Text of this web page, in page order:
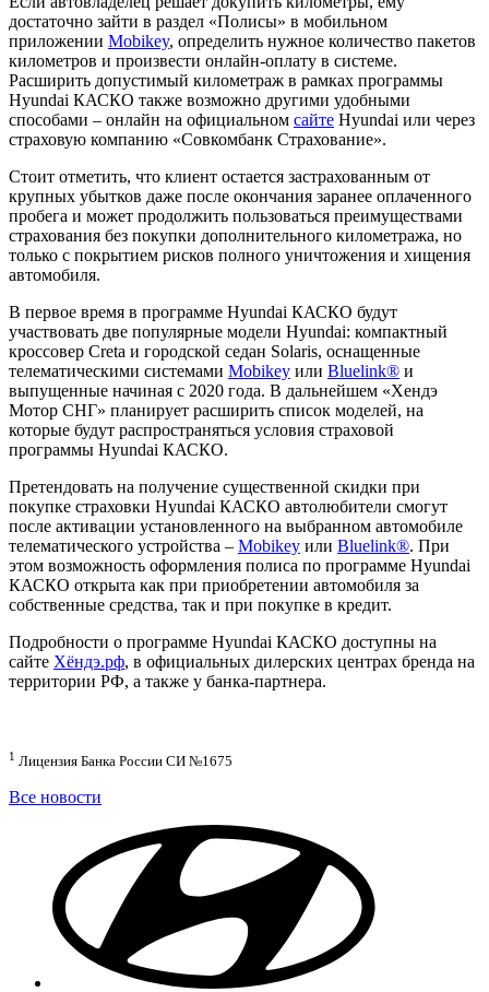
достаточно зайти в раздел «Полисы» в мобильном
приложении Mobikey, определить нужное количество пакетов
километров и произвести онлайн-оплату в системе.
Расширить допустимый километраж в рамках программы
Hyundai КАСКО также возможно другими удобными
способами – онлайн на официальном сайте Hyundai или через
страховую компанию «Совкомбанк Страхование».
Стоит отметить, что клиент остается застрахованным от
крупных убытков даже после окончания заранее оплаченного
пробега и может продолжить пользоваться преимуществами
страхования без покупки дополнительного километража, но
только с покрытием рисков полного уничтожения и хищения
автомобиля.
В первое время в программе Hyundai КАСКО будут
участвовать две популярные модели Hyundai: компактный
кроссовер Creta и городской седан Solaris, оснащенные
телематическими системами Mobikey или Bluelink® и
выпущенные начиная с 2020 года. В дальнейшем «Хендэ
Мотор СНГ» планирует расширить список моделей, на
которые будут распространяться условия страховой
программы Hyundai КАСКО.
Претендовать на получение существенной скидки при
покупке страховки Hyundai КАСКО автолюбители смогут
после активации установленного на выбранном автомобиле
телематического устройства – Mobikey или Bluelink®. При
этом возможность оформления полиса по программе Hyundai
КАСКО открыта как при приобретении автомобиля за
собственные средства, так и при покупке в кредит.
Подробности о программе Hyundai КАСКО доступны на
сайте Хёндэ.рф, в официальных дилерских центрах бренда на
территории РФ, а также у банка-партнера.
1 Лицензия Банка России СИ №1675
Все новости